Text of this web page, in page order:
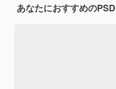
あなたにおすすめのPSD